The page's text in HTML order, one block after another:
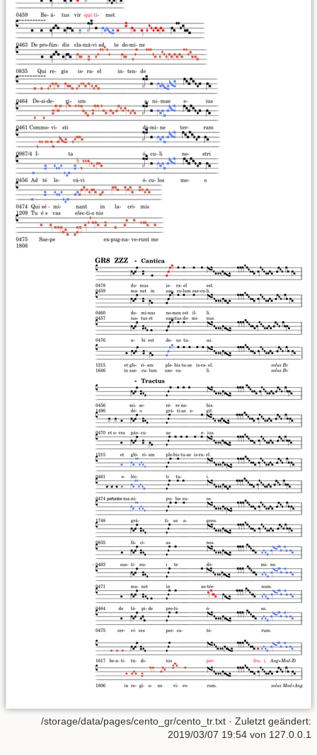
/storage/data/pages/cento_gr/cento_tr.txt · Zuletzt geändert:
2019/03/07 19:54 von 127.0.0.1